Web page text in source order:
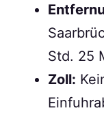
Std. 25
Zoll: